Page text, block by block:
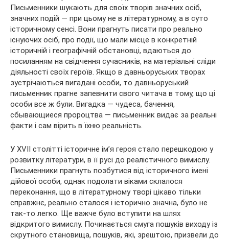
Письменники шукають для своїх творів значних осіб,
значних подій — при цьому не в літературному, а в суто
історичному сенсі. Вони прагнуть писати про реально
існуючих осіб, про події, що мали місце в конкретній
історичній і географічній обстановці, вдаються до
посиланням на свідчення сучасників, на матеріальні сліди
діяльності своїх героїв. Якщо в давньоруських творах
зустрічаються вигадані особи, то давньоруський
письменник прагне запевнити свого читача в тому, що ці
особи все ж були. Вигадка — чудеса, бачення,
сбывающиеся пророцтва — письменник видає за реальні
факти і сам вірить в їхню реальність.
У XVII столітті історичне ім’я героя стало перешкодою у
розвитку літератури, в її русі до реалістичного вимислу.
Письменники прагнуть позбутися від історичного імені
дійової особи, однак подолати віками склалося
переконання, що в літературному творі цікаво тільки
справжнє, реально сталося і історично значна, було не
так-то легко. Ще важче було вступити на шлях
відкритого вимислу. Починається смуга пошуків виходу із
скрутного становища, пошуків, які, зрештою, призвели до